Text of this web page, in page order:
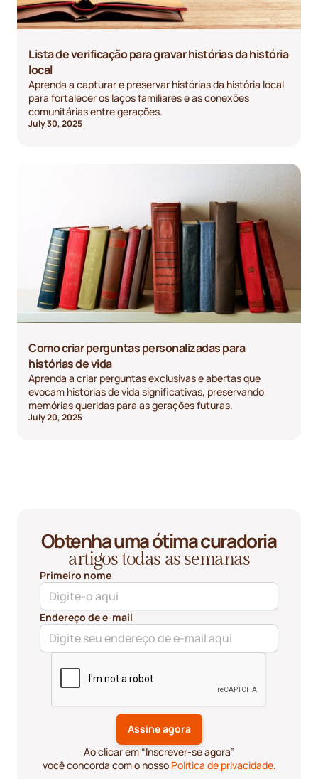
Lista de verificação para gravar histórias da história
local
Aprenda a capturar e preservar histórias da história local
para fortalecer os laços familiares e as conexões
comunitárias entre gerações.
July 30, 2025
Como criar perguntas personalizadas para
histórias de vida
Aprenda a criar perguntas exclusivas e abertas que
evocam histórias de vida significativas, preservando
memórias queridas para as gerações futuras.
July 20, 2025
Obtenha uma ótima curadoria
artigos todas as semanas
Primeiro nome
Endereço de e-mail
Ao clicar em “Inscrever-se agora”
você concorda com o nosso Política de privacidade.